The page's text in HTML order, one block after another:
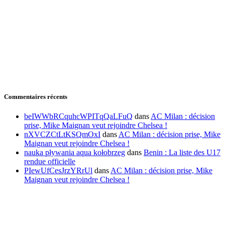
Commentaires récents
beIWWbRCquhcWPITqQaLFuQ dans AC Milan : décision
prise, Mike Maignan veut rejoindre Chelsea !
nXVCZCtLtKSQmOxI dans AC Milan : décision prise, Mike
Maignan veut rejoindre Chelsea !
nauka pływania aqua kołobrzeg dans Benin : La liste des U17
rendue officielle
PIewUfCesJrzYRrUl dans AC Milan : décision prise, Mike
Maignan veut rejoindre Chelsea !